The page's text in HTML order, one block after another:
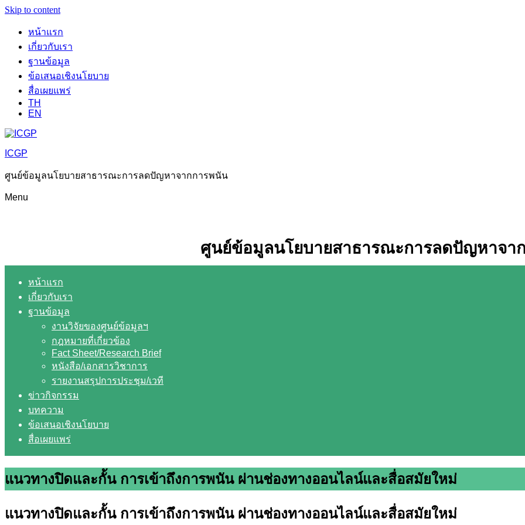
Skip to content
หน้าแรก
เกี่ยวกับเรา
ฐานข้อมูล
ข้อเสนอเชิงนโยบาย
สื่อเผยแพร่
TH
EN
ICGP
ศูนย์ข้อมูลนโยบายสาธารณะการลดปัญหาจากการพนัน
Menu
ศูนย์ข้อมูลนโยบายสาธารณะการลดปัญหาจา
หน้าแรก
เกี่ยวกับเรา
ฐานข้อมูล
งานวิจัยของศูนย์ข้อมูลฯ
กฎหมายที่เกี่ยวข้อง
Fact Sheet/Research Brief
หนังสือ/เอกสารวิชาการ
รายงานสรุปการประชุม/เวที
ข่าวกิจกรรม
บทความ
ข้อเสนอเชิงนโยบาย
สื่อเผยแพร่
แนวทางปิดและกั้น การเข้าถึงการพนัน ผ่านช่องทางออนไลน์และสื่อสมัยใหม่
แนวทางปิดและกั้น การเข้าถึงการพนัน ผ่านช่องทางออนไลน์และสื่อสมัยใหม่